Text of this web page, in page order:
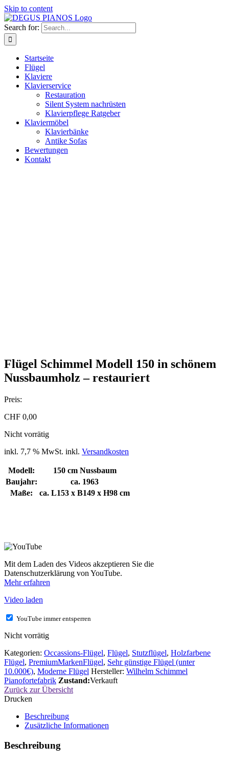
Skip to content
Search for:
Startseite
Flügel
Klaviere
Klavierservice
Restauration
Silent System nachrüsten
Klavierpflege Ratgeber
Klaviermöbel
Klavierbänke
Antike Sofas
Bewertungen
Kontakt
Flügel Schimmel Modell 150 in schönem
Nussbaumholz – restauriert
Preis:
CHF 0,00
Nicht vorrätig
inkl. 7,7 % MwSt. inkl. Versandkosten
Modell:
150 cm Nussbaum
Baujahr:
ca. 1963
Maße:
ca. L153 x B149 x H98 cm
Mit dem Laden des Videos akzeptieren Sie die
Datenschutzerklärung von YouTube.
Mehr erfahren
Video laden
YouTube immer entsperren
Nicht vorrätig
Kategorien: Occassions-Flügel, Flügel, Stutzflügel, Holzfarbene
Flügel, PremiumMarkenFlügel, Sehr günstige Flügel (unter
10.000€), Moderne Flügel Hersteller: Wilhelm Schimmel
Pianofortefabrik Zustand:Verkauft
Zurück zur Übersicht
Drucken
Beschreibung
Zusätzliche Informationen
Beschreibung